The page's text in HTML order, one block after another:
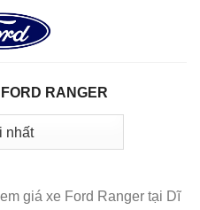
FORD RANGER
giá xe Ford Ranger tại Dĩ